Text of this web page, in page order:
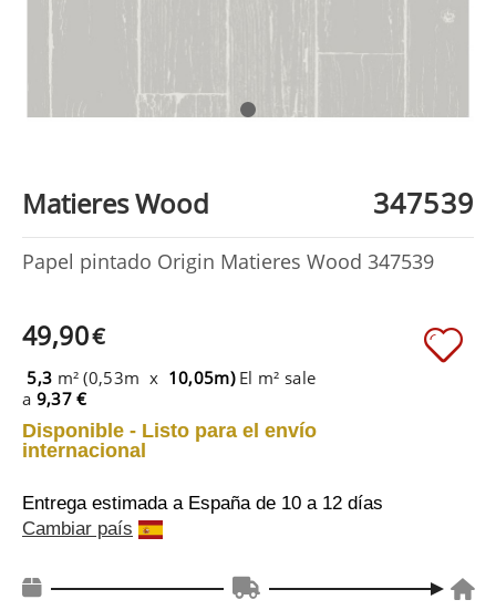
Matieres Wood 347539
Papel pintado Origin Matieres Wood 347539
49,90€
5,3 m² (0,53m x 10,05m) El m² sale
a 9,37 €
Disponible - Listo para el envío
internacional
Entrega estimada a España de 10 a 12 días
Cambiar país